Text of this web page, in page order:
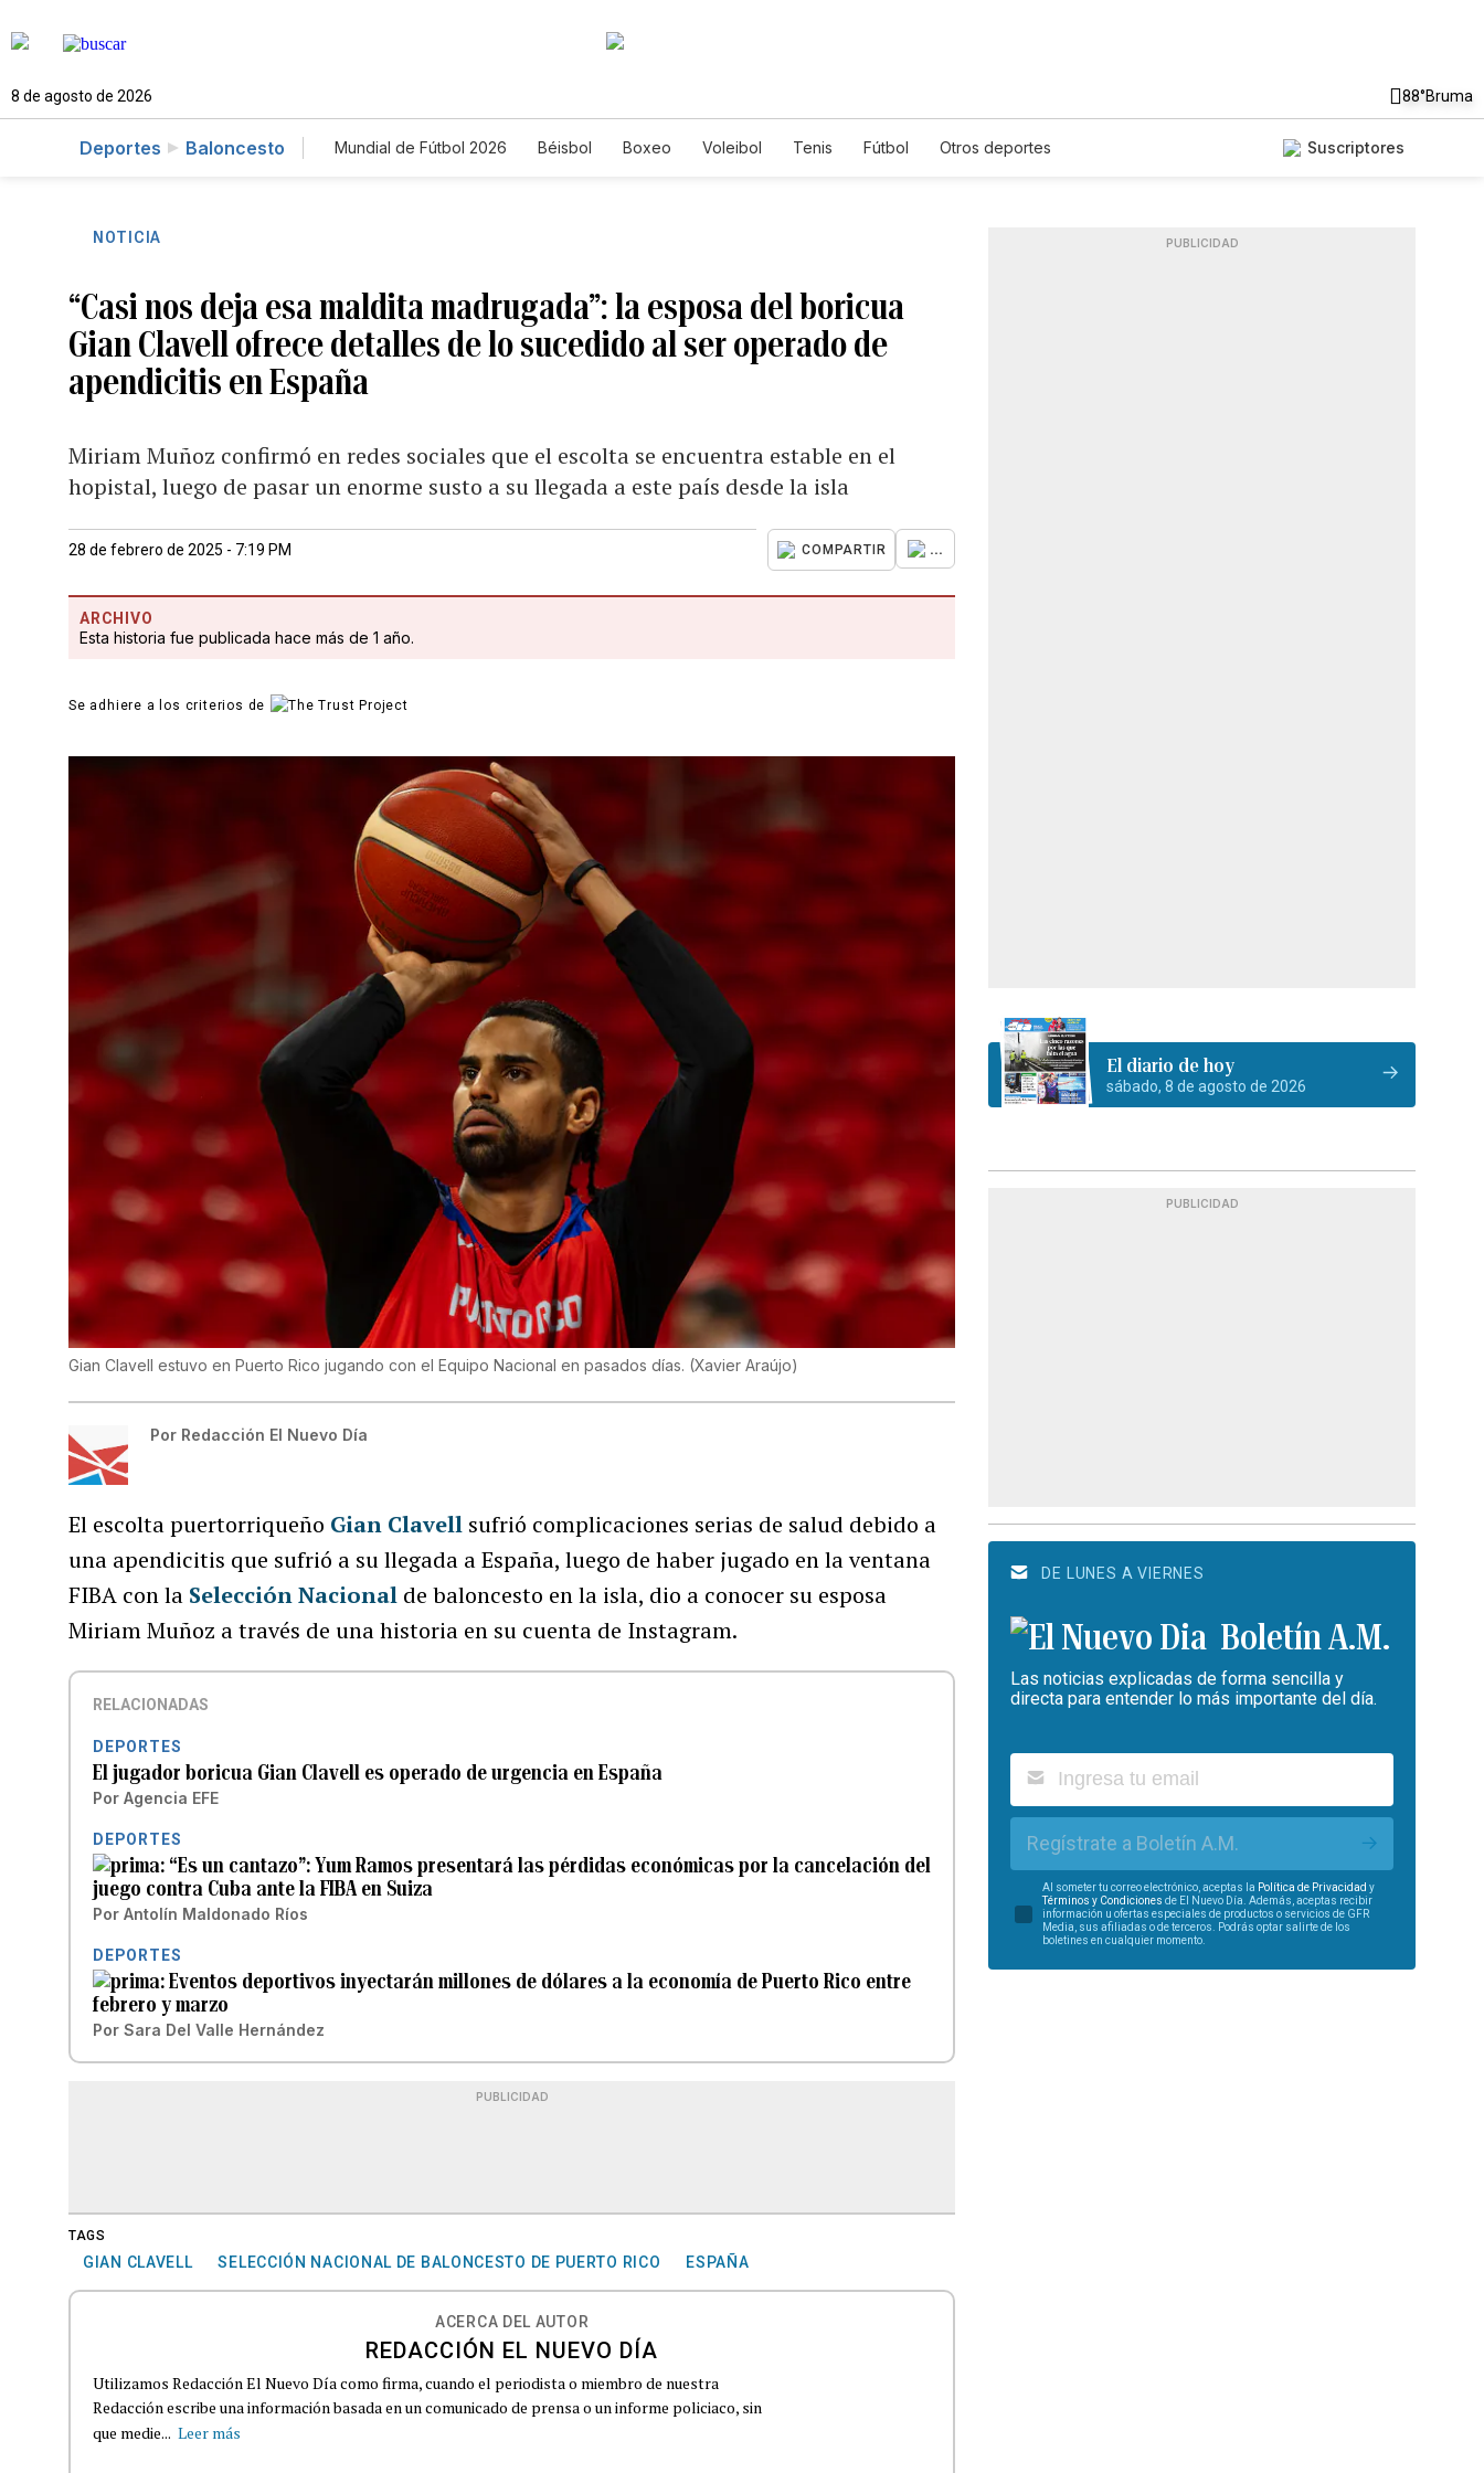
8 de agosto de 2026 88°Bruma
Deportes Baloncesto Mundial de Fútbol 2026 Béisbol Boxeo Voleibol Tenis Fútbol Otros deportes Suscriptores
NOTICIA
“Casi nos deja esa maldita madrugada”: la esposa del boricua
Gian Clavell ofrece detalles de lo sucedido al ser operado de
apendicitis en España
Miriam Muñoz confirmó en redes sociales que el escolta se encuentra estable en el
hopistal, luego de pasar un enorme susto a su llegada a este país desde la isla
28 de febrero de 2025 - 7:19 PM COMPARTIR ...
ARCHIVO
Esta historia fue publicada hace más de 1 año.
Se adhiere a los criterios de
Gian Clavell estuvo en Puerto Rico jugando con el Equipo Nacional en pasados días. (Xavier Araújo)
Por Redacción El Nuevo Día
El escolta puertorriqueño Gian Clavell sufrió complicaciones serias de salud debido a
una apendicitis que sufrió a su llegada a España, luego de haber jugado en la ventana
FIBA con la Selección Nacional de baloncesto en la isla, dio a conocer su esposa
Miriam Muñoz a través de una historia en su cuenta de Instagram.
RELACIONADAS
DEPORTES
El jugador boricua Gian Clavell es operado de urgencia en España
Por Agencia EFE
DEPORTES
“Es un cantazo”: Yum Ramos presentará las pérdidas económicas por la cancelación del
juego contra Cuba ante la FIBA en Suiza
Por Antolín Maldonado Ríos
DEPORTES
Eventos deportivos inyectarán millones de dólares a la economía de Puerto Rico entre
febrero y marzo
Por Sara Del Valle Hernández
PUBLICIDAD
TAGS
GIAN CLAVELL SELECCIÓN NACIONAL DE BALONCESTO DE PUERTO RICO ESPAÑA
ACERCA DEL AUTOR
REDACCIÓN EL NUEVO DÍA
Utilizamos Redacción El Nuevo Día como firma, cuando el periodista o miembro de nuestra
Redacción escribe una información basada en un comunicado de prensa o un informe policiaco, sin
que medie... Leer más
PUBLICIDAD
El diario de hoy
sábado, 8 de agosto de 2026
PUBLICIDAD
DE LUNES A VIERNES
Boletín A.M.
Las noticias explicadas de forma sencilla y
directa para entender lo más importante del día.
Regístrate a Boletín A.M.
Al someter tu correo electrónico, aceptas la Política de Privacidad y
Términos y Condiciones de El Nuevo Día. Además, aceptas recibir
información u ofertas especiales de productos o servicios de GFR
Media, sus afiliadas o de terceros. Podrás optar salirte de los
boletines en cualquier momento.